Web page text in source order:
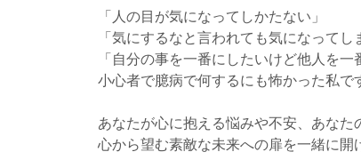
「人の目が気になってしかたない」
「気にするなと言われても気になってし
「自分の事を一番にしたいけど他人を一
小心者で臆病で何するにも怖かった私で
あなたが心に抱える悩みや不安、あなた
心から望む素敵な未来への扉を一緒に開